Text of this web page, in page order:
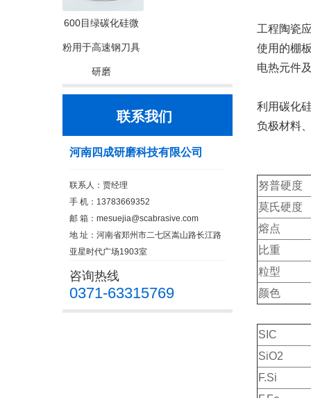
600目绿碳化硅微
粉用于高速钢刀具
研磨
联系我们
河南四成研磨科技有限公司
联系人：贾经理
手 机：13783669352
邮 箱： mesuejia@scabrasive.com
地 址：河南省郑州市二七区嵩山路长江路
亚星时代广场1903室
咨询热线
0371-63315769
工程陶瓷
使用的棚
电热元件
利用碳化
负极材料
努普硬度
莫氏硬度
熔点
比重
粒型
颜色
SIC
SiO2
F.Si